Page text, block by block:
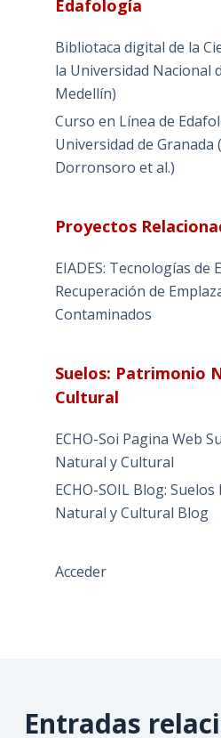
Edafología
Bibliotaca digital de la
la Universidad Nacional
Medellín)
Curso en Línea de
Universidad de Granada
Dorronsoro et al.)
Proyectos
EIADES: Tecnologías de
Recuperación de
Contaminados
Suelos: Patrimonio
Cultural
ECHO-Soi Pagina Web
Natural y Cultural
ECHO-SOIL Blog:
Natural y Cultural Blog
Acceder
Entradas